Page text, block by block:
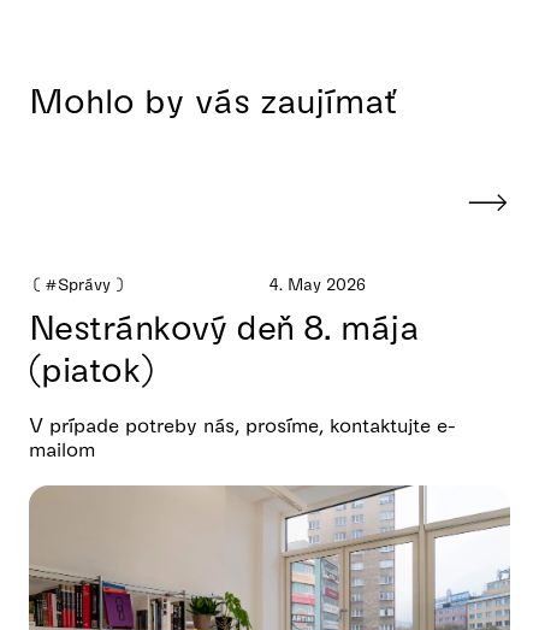
Mohlo by vás zaujímať
❪ #Správy ❫ 4. May 2026
Nestránkový deň 8. mája
(piatok)
V prípade potreby nás, prosíme, kontaktujte e-
mailom